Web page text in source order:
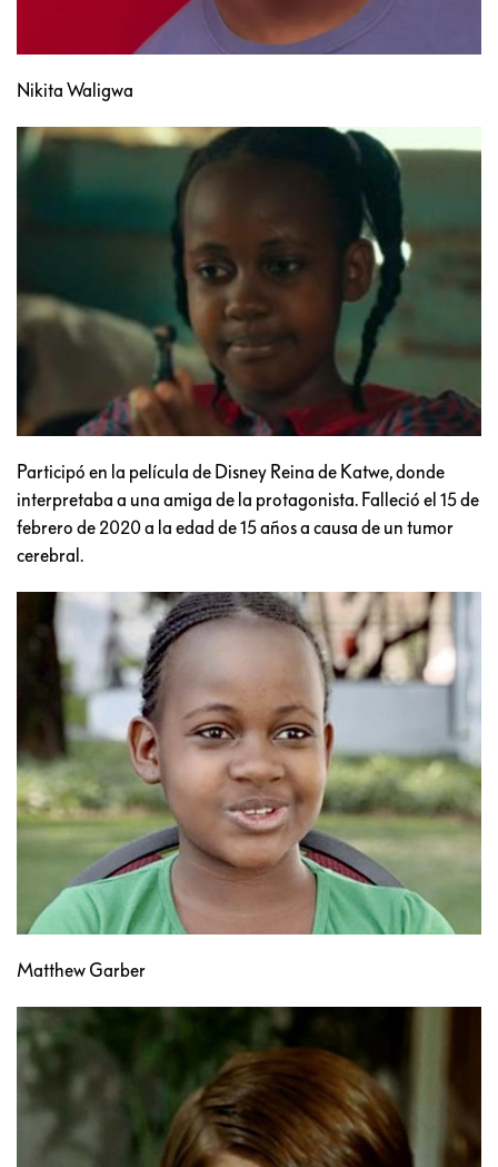
Nikita Waligwa
Participó en la película de Disney Reina de Katwe, donde
interpretaba a una amiga de la protagonista. Falleció el 15 de
febrero de 2020 a la edad de 15 años a causa de un tumor
cerebral.
Matthew Garber